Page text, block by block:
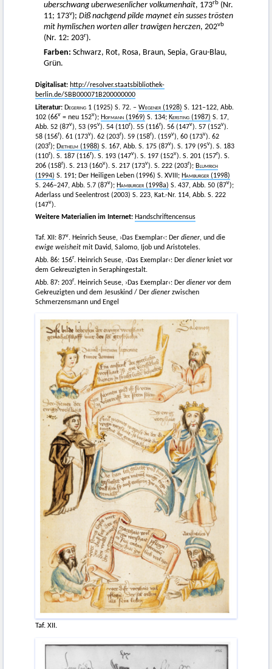
uberschwang uberwesenlicher volkumenhait, 173rb (Nr.
11; 173v); Diß nachgend pilde maynet ein susses trösten
mit hymlischen worten aller trawigen herczen, 202vb
(Nr. 12: 203r).
Farben: Schwarz, Rot, Rosa, Braun, Sepia, Grau-Blau,
Grün.
Digitalisat: http://resolver.staatsbibliothek-
berlin.de/SBB000071B200000000
Literatur: Degering 1 (1925) S. 72. – Wegener (1928) S. 121–122, Abb.
102 (66v = neu 152v); Hofmann (1969) S. 134; Kersting (1987) S. 17,
Abb. 52 (87v), 53 (95v). 54 (110r). 55 (116r). 56 (147v). 57 (152v).
58 (156r). 61 (173v). 62 (203r). 59 (158r). (159v), 60 (173v). 62
(203r); Diethelm (1988) S. 167, Abb. S. 175 (87v). S. 179 (95v). S. 183
(110r). S. 187 (116r). S. 193 (147v). S. 197 (152v). S. 201 (157r). S.
206 (158r). S. 213 (160v). S. 217 (173v). S. 222 (203r); Blumrich
(1994) S. 191; Der Heiligen Leben (1996) S. XVIII; Hamburger (1998)
S. 246–247, Abb. 5.7 (87v); Hamburger (1998a) S. 437, Abb. 50 (87v);
Aderlass und Seelentrost (2003) S. 223, Kat.-Nr. 114, Abb. S. 222
(147v).
Weitere Materialien im Internet: Handschriftencensus
Taf. XII: 87v. Heinrich Seuse, ›Das Exemplar‹: Der diener, und die
ewige weisheit mit David, Salomo, Ijob und Aristoteles.
Abb. 86: 156r. Heinrich Seuse, ›Das Exemplar‹: Der dienerkniet vor
dem Gekreuzigten in Seraphingestalt.
Abb. 87: 203r. Heinrich Seuse, ›Das Exemplar‹: Der dienervor dem
Gekreuzigten und dem Jesuskind / Der dienerzwischen
Schmerzensmann und Engel
Taf. XII.